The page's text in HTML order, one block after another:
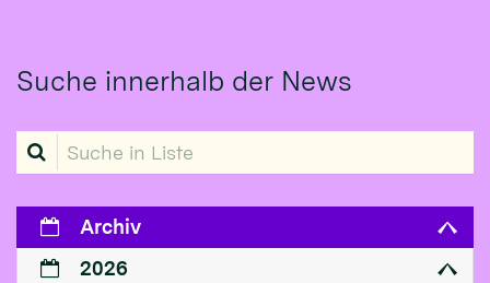
Suche innerhalb der News
Suche in Liste
Archiv
2026